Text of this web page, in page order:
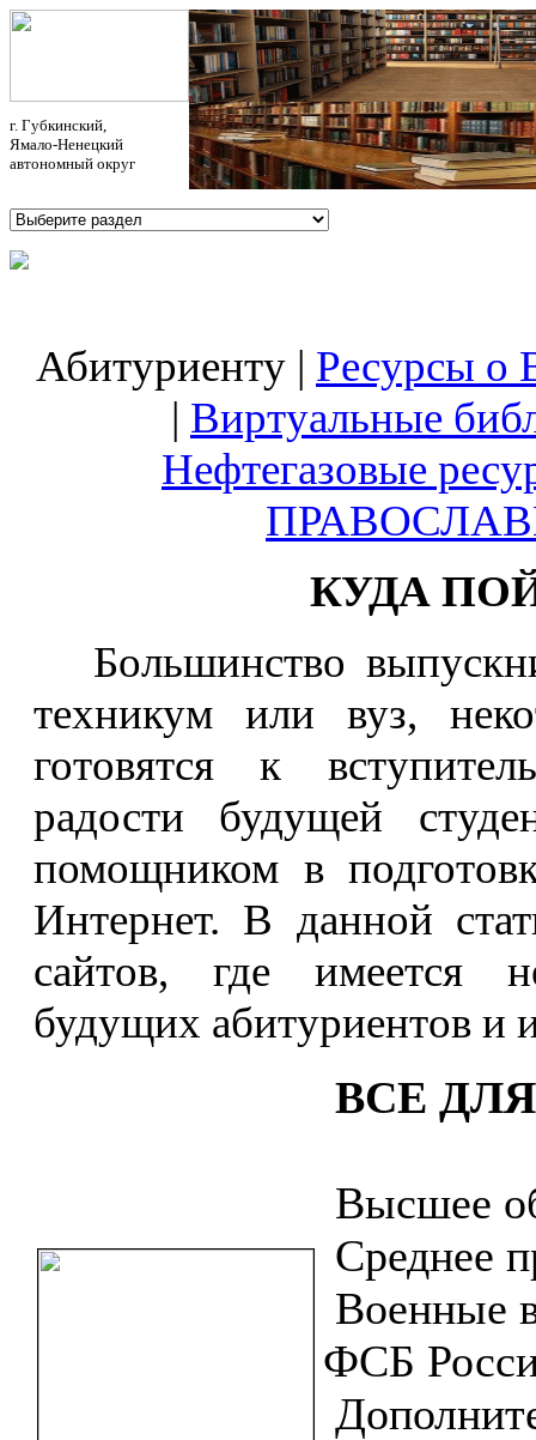
г. Губкинский,
Ямало-Ненецкий
автономный округ
Абитуриенту | Ресурсы о
| Виртуальные
Нефтегазовые
КУДА
Большинство
техникум или вуз,
готовятся к
радости будущей
помощником в
Интернет. В данной
сайтов, где имеется
будущих абитуриентов и
ВСЕ
Высшее
Среднее
ФСБ